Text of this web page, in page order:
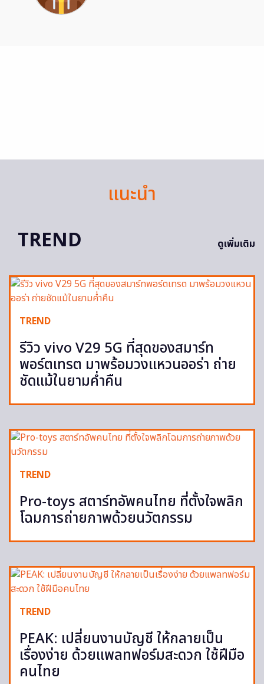
แนะนำ
TREND
ดูเพิ่มเติม
TREND
รีวิว vivo V29 5G ที่สุดของสมาร์ท
พอร์ตเทรต มาพร้อมวงแหวนออร่า ถ่าย
ชัดแม้ในยามค่ำคืน
TREND
Pro-toys สตาร์ทอัพคนไทย ที่ตั้งใจพลิก
โฉมการถ่ายภาพด้วยนวัตกรรม
TREND
PEAK: เปลี่ยนงานบัญชี ให้กลายเป็น
เรื่องง่าย ด้วยแพลทฟอร์มสะดวก ใช้ฝีมือ
คนไทย